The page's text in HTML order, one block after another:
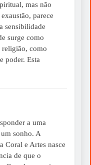
mas não
parece
sensibilidade
surge como
religião, como
poder. Esta
a uma
sonho. A
Coral e Artes nasce
de que o